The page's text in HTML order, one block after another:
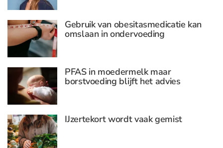
Gebruik van obesitasmedicatie kan
omslaan in ondervoeding
PFAS in moedermelk maar
borstvoeding blijft het advies
IJzertekort wordt vaak gemist